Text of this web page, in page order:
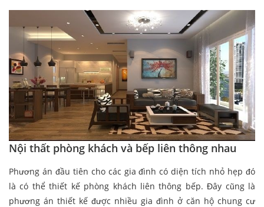
Nội thất phòng khách và bếp liên thông nhau
Phương án đầu tiên cho các gia đình có diện tích nhỏ hẹp đó
là có thể thiết kế phòng khách liên thông bếp. Đây cũng là
phương án thiết kế được nhiều gia đình ở căn hộ chung cư